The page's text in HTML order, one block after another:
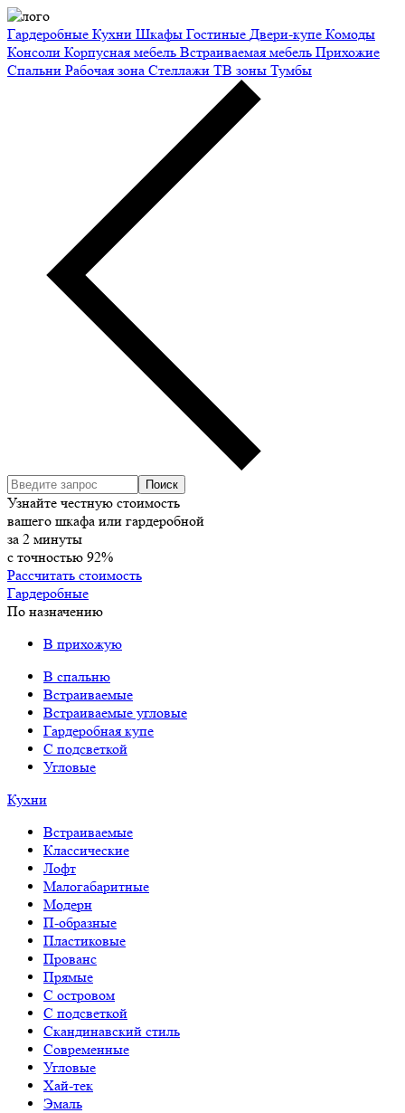
Гардеробные Кухни Шкафы Гостиные Двери-купе Комоды
Консоли Корпусная мебель Встраиваемая мебель Прихожие
Спальни Рабочая зона Стеллажи ТВ зоны Тумбы
Узнайте честную стоимость
вашего шкафа или гардеробной
за 2 минуты
с точностью 92%
Рассчитать стоимость
Гардеробные
По назначению
В прихожую
В спальню
Встраиваемые
Встраиваемые угловые
Гардеробная купе
С подсветкой
Угловые
Кухни
Встраиваемые
Классические
Лофт
Малогабаритные
Модерн
П-образные
Пластиковые
Прованс
Прямые
С островом
С подсветкой
Скандинавский стиль
Современные
Угловые
Хай-тек
Эмаль